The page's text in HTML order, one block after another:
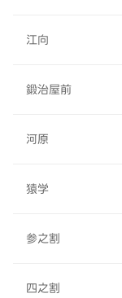
江向
鍛治屋前
河原
猿学
参之割
四之割